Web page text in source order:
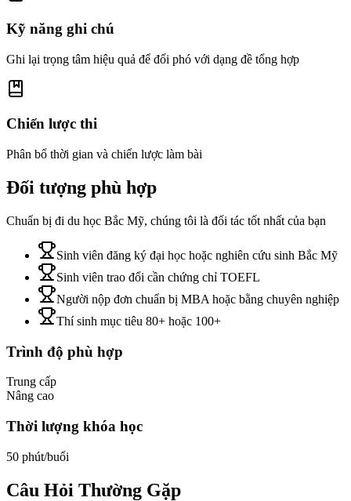
Kỹ năng ghi chú
Ghi lại trọng tâm hiệu quả để đối phó với dạng đề tổng hợp
Chiến lược thi
Phân bổ thời gian và chiến lược làm bài
Đối tượng phù hợp
Chuẩn bị đi du học Bắc Mỹ, chúng tôi là đối tác tốt nhất của bạn
Sinh viên đăng ký đại học hoặc nghiên cứu sinh Bắc Mỹ
Sinh viên trao đổi cần chứng chỉ TOEFL
Người nộp đơn chuẩn bị MBA hoặc bằng chuyên nghiệp
Thí sinh mục tiêu 80+ hoặc 100+
Trình độ phù hợp
Trung cấp
Nâng cao
Thời lượng khóa học
50 phút/buổi
Câu Hỏi Thường Gặp